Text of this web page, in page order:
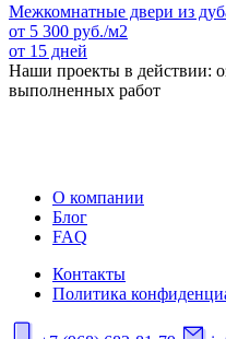
Межкомнатные двери из
от 5 300 руб./м2
от 15 дней
Наши проекты в действии:
выполненных работ
О компании
Блог
FAQ
Контакты
Политика